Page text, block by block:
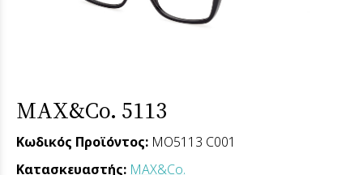
MAX&Co. 5113
Κωδικός Προϊόντος: MO5113 C001
Κατασκευαστής: MAX&Co.